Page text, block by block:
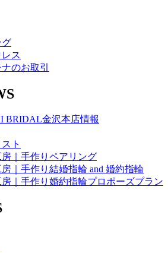
グ
ス
のお取引
BRIDAL金沢本店情報
ト
｜手作りペアリング
｜手作り結婚指輪 and 婚約指輪
｜手作り婚約指輪プロポーズプラン